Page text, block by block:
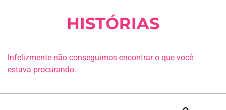
HISTÓRIAS
Infelizmente não conseguimos encontrar o que você
estava procurando.